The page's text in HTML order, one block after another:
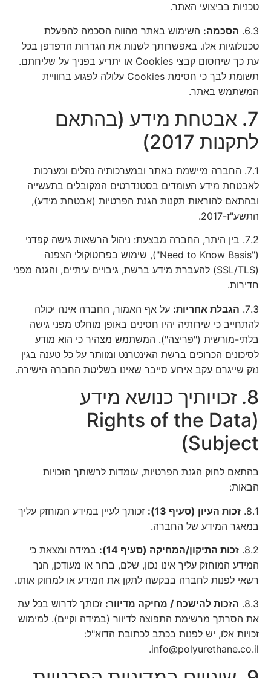
טכניות בביצועי האתר.
6.3. הסכמה: השימוש באתר מהווה הסכמה להפעלת
טכנולוגיות אלו. באפשרותך לשנות את הגדרות הדפדפן בכל
עת כך שיחסום קבצי Cookies או יתריע בפניך על שליחתם.
תשומת לבך כי חסימת Cookies עלולה לפגוע בחוויית
המשתמש באתר.
7. אבטחת מידע (בהתאם
לתקנות 2017)
7.1. החברה מיישמת באתר ובמערכותיה נהלים ומערכות
לאבטחת מידע העומדים בסטנדרטים המקובלים בתעשייה
ובהתאם להוראות תקנות הגנת הפרטיות (אבטחת מידע),
התשע"ז-2017.
7.2. בין היתר, החברה מבצעת: ניהול הרשאות גישה קפדני
("Need to Know Basis"), שימוש בפרוטוקולי הצפנה
(SSL/TLS) להעברת מידע ברשת, גיבויים עיתיים, והגנה מפני
חדירות.
7.3. הגבלת אחריות: על אף האמור, החברה אינה יכולה
להתחייב כי שירותיה יהיו חסינים באופן מוחלט מפני גישה
בלתי-מורשית ("פריצה"). המשתמש מצהיר כי הוא מודע
לסיכונים הכרוכים ברשת האינטרנט ומוותר על כל טענה בגין
נזק שייגרם עקב אירוע סייבר שאינו בשליטת החברה הישירה.
8. זכויותיך כנושא מידע
(Rights of the Data
Subject)
בהתאם לחוק הגנת הפרטיות, עומדות לרשותך הזכויות
הבאות:
8.1. זכות העיון (סעיף 13):
זכותך לעיין במידע המוחזק עליך
במאגר המידע של החברה.
8.2. זכות התיקון/המחיקה (סעיף 14):
במידה ומצאת כי
המידע המוחזק עליך אינו נכון, שלם, ברור או מעודכן, הנך
רשאי לפנות לחברה בבקשה לתקן את המידע או למחוק אותו.
8.3. הזכות להישכח / מחיקה מדיוור: זכותך לדרוש בכל עת
את הסרתך מרשימת התפוצה לדיוור (במידה וקיים). למימוש
זכויות אלו, יש לפנות בכתב לכתובת הדוא"ל:
info@polyurethane.co.il.